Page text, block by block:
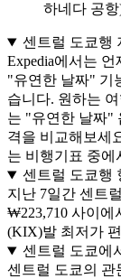
하네다 공
센트럴 도쿄행
Expedia에서는
"유연한 날짜" 기
습니다. 원하는
는 "유연한 날짜"
격을 비교해보세
는 비행기표 중에
센트럴 도쿄행
지난 7일간 센트
₩223,710 사이에
(KIX)발 최저가
센트럴 도쿄에
센트럴 도쿄의 관